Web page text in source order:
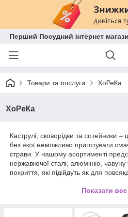
Перший Посудний інтернет
Товари та послуги ХоРеКа
ХоРеКа
Каструлі, сковорідки та сотейники –
без якої неможливо приготувати
страви. У нашому асортименті
нержавіючої сталі, алюмінію,
покриття, які підійдуть як для
Сковорідки для смаження,
таланти та приготувати страви будь-
Показати все